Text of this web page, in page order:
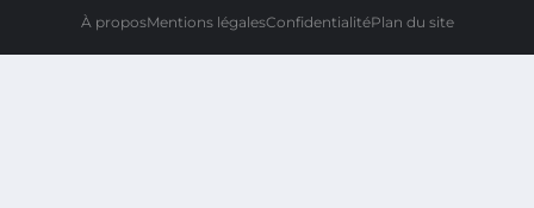
À proposMentions légalesConfidentialitéPlan du site